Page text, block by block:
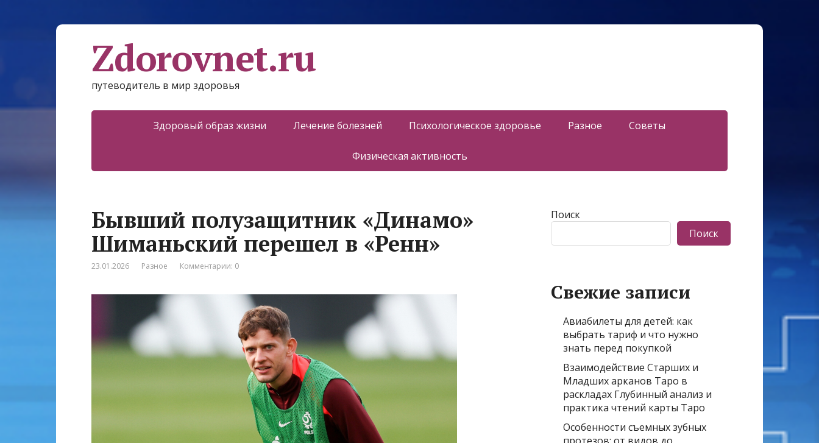
Zdorovnet.ru
путеводитель в мир здоровья
Здоровый образ жизни Лечение болезней Психологическое здоровье Разное Советы
Физическая активность
Бывший полузащитник «Динамо»
Шиманьский перешел в «Ренн»
23.01.2026 Разное Комментарии: 0
Поиск
Поиск
Свежие записи
Авиабилеты для детей: как
выбрать тариф и что нужно
знать перед покупкой
Взаимодействие Старших и
Младших арканов Таро в
раскладах Глубинный анализ и
практика чтений карты Таро
Особенности съемных зубных